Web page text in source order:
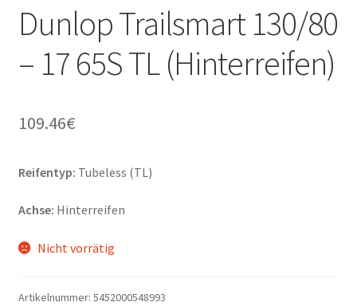
Dunlop Trailsmart 130/80
– 17 65S TL (Hinterreifen)
109.46€
Reifentyp: Tubeless (TL)
Achse: Hinterreifen
Nicht vorrätig
Artikelnummer: 5452000548993